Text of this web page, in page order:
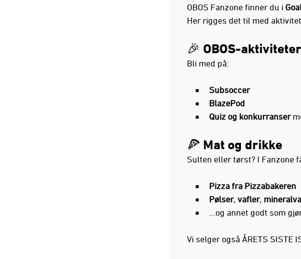
OBOS Fanzone finner du i
Her rigges det til med
🎉 OBOS-
Bli med på:
Subsoccer
BlazePod
Quiz og konkurranser
🍕 Mat og drikke
Sulten eller tørst? I Fanzone
Pizza fra Pizzabakeren
Pølser, vafler,
…og annet godt som
Vi selger også ÅRETS SISTE